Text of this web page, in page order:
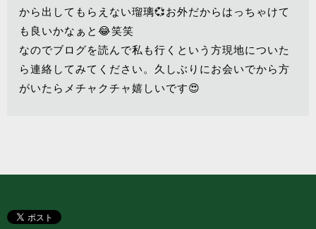
から出してもらえない瑠璃💞お外だからはっちゃけて
も良いかなぁと😂笑笑
なのでブログを読んで私も行くという方現地についた
ら連絡してみてください。久しぶりにお会いでから方
がいたらメチャクチャ嬉しいです😍